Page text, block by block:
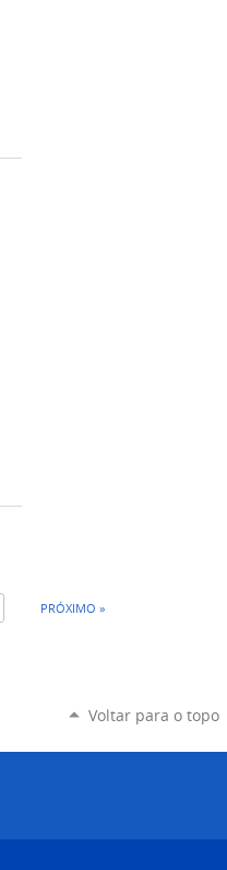
PRÓXIMO »
Voltar para o topo